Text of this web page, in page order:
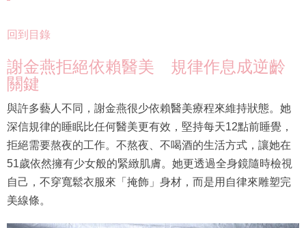
回到目錄
謝金燕拒絕依賴醫美 規律作息成逆齡
關鍵
與許多藝人不同，謝金燕很少依賴醫美療程來維持狀態。她
深信規律的睡眠比任何醫美更有效，堅持每天12點前睡覺，
拒絕需要熬夜的工作。不熬夜、不喝酒的生活方式，讓她在
51歲依然擁有少女般的緊緻肌膚。她更透過全身鏡隨時檢視
自己，不穿寬鬆衣服來「掩飾」身材，而是用自律來雕塑完
美線條。